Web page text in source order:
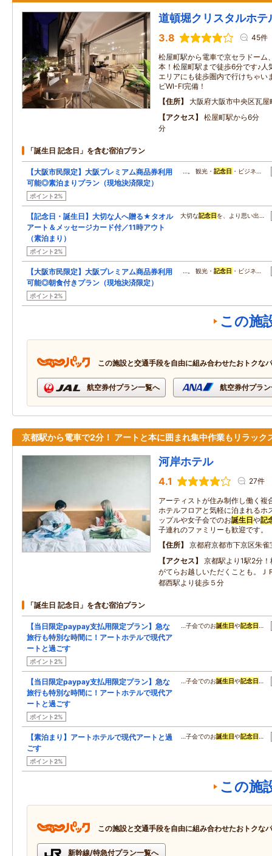
道頓堀クリスタルホテ
3.8 45件
松屋町駅から電車で京セラドーム
本！松屋町駅まで徒歩6分です♪人
エリアにも徒歩圏内で行けちゃい
ビWI-FI完備！
住所
大阪府大阪市中央区瓦
アクセス
松屋町駅から6分
分
「誕生日 記念日」を含む宿泊プラン
【大阪市民限定】大阪プレミアム商品券利用
可能◎素泊まりプラン（現地決済限定）
ポイント2%
…。 観光・記念日 ・ビジネ…
【記念日・誕生日】大切な人へ贈る★タオル
アート＆メッセージカード付／11時アウト
（素泊まり）
ポイント2%
大切な記念日 を、より思い出…
【大阪市民限定】大阪プレミアム商品券利用
可能◎朝食付きプラン（現地決済限定）
ポイント2%
…。 観光・記念日 ・ビジネ…
この施
この施設と交通手段を自由に組み合わせたおトクな
航空券付プラン一覧へ 航空券付プラ
京都駅から電車で2分！ アートと本に囲まれ集中作業もリラック
河岸ホテル
4.1 27件
アーティストが住み制作し働く複
ホテルフロアと気軽に泊まれるホ
ップルや女子会でのお誕生日や記
子連れのファミリーも歓迎です。
住所
京都府京都市下京区朱雀
アクセス
京都駅より1駅2分
がてらお越しいただくことも。Ｊ
都西駅より徒歩５分
「誕生日 記念日」を含む宿泊プラン
【当日限定paypay支払用限定プラン】急な
旅行も特別な時間に！アートホテルで現代ア
ートと過ごす
ポイント2%
…子会でのお誕生日や記念日 …
【当日限定paypay支払用限定プラン】急な
旅行も特別な時間に！アートホテルで現代ア
ートと過ごす
ポイント2%
…子会でのお誕生日や記念日 …
【素泊まり】アートホテルで現代アートと過
ごす
ポイント2%
…子会でのお誕生日や記念日 …
この施
この施設と交通手段を自由に組み合わせたおトクな
新幹線/特急付プラン一覧へ